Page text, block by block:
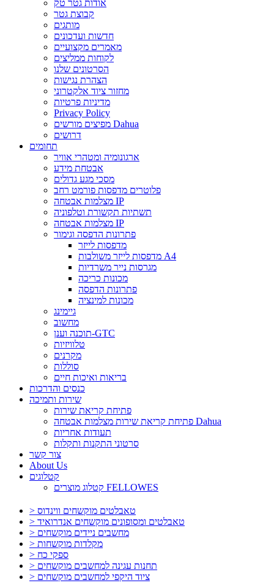
אודות גטר טק
קבוצת גטר
מותגים
חדשות ועדכונים
מאמרים מקצועיים
לקוחות ממליצים
הסרטונים שלנו
הצהרת נגישות
מחזור ציוד אלקטרוני
מדיניות פרטיות
Privacy Policy
מפיצים מורשים Dahua
דרושים
תחומים
ארגונומיה ומטהרי אוויר
אבטחת מידע
מסכי מגע גדולים
פלוטרים מדפסות פורמט רחב
מצלמות אבטחה IP
תשתיות תקשורת וטלפוניה
מצלמות אבטחה IP
פתרונות הדפסה וגימור
מדפסות לייזר
מדפסות לייזר משולבות A4
מגרסות נייר משרדיות
מכונות כריכה
פתרונות הדפסה
מכונות למינציה
גיימינג
מחשוב
תוכנה וענן-GTC
טלוויזיות
מקרנים
סוללות
בריאות ואיכות חיים
כנסים והדרכות
שירות ותמיכה
פתיחת קריאת שירות
פתיחת קריאת שירות מצלמות אבטחה Dahua
תעודות אחריות
סרטוני התקנות ותקלות
צור קשר
About Us
קטלוגים
קטלוג מוצרים FELLOWES
> טאבלטים מוקשחים ווינדוס
> טאבלטים ומסופונים מוקשחים אנדרואיד
> מחשבים ניידים מוקשחים
> מקלדות מוקשחות
> ספקי כח
> תחנות עגינה למחשבים מוקשחים
> ציוד היקפי למחשבים מוקשחים